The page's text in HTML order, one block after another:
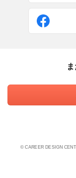
© CAREER DESIGN